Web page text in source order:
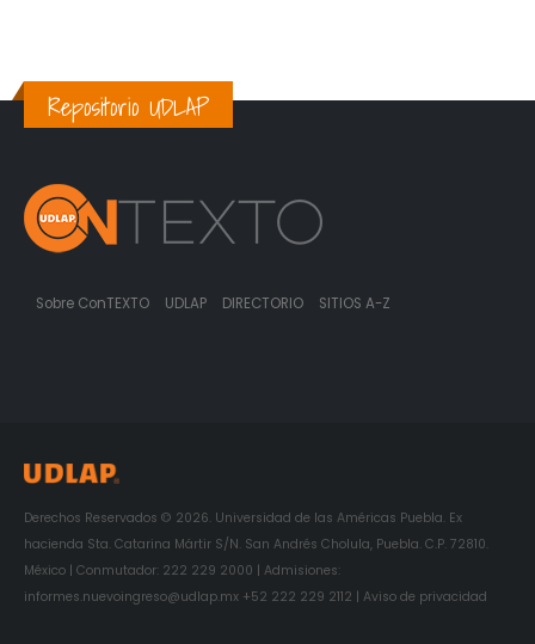
Repositorio UDLAP
Sobre ConTEXTO UDLAP DIRECTORIO SITIOS A-Z
Derechos Reservados © 2026. Universidad de las Américas Puebla. Ex
hacienda Sta. Catarina Mártir S/N. San Andrés Cholula, Puebla. C.P. 72810.
México | Conmutador: 222 229 2000 | Admisiones:
informes.nuevoingreso@udlap.mx +52 222 229 2112 | Aviso de privacidad